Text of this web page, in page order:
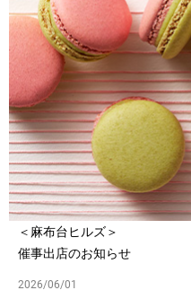
＜麻布台ヒルズ＞
催事出店のお知らせ
2026/06/01